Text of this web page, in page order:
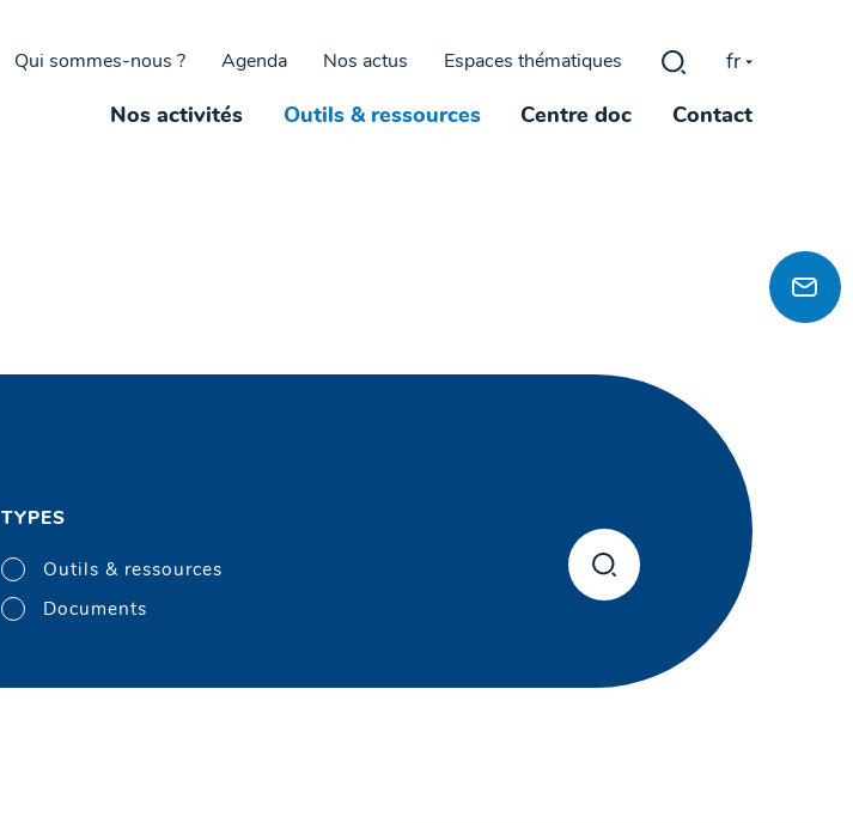
Qui sommes-nous ? Agenda Nos actus Espaces thématiques Rechercher :
fr
Nos activités Outils & ressources Centre doc Contact
TYPES
Outils & ressources
Documents